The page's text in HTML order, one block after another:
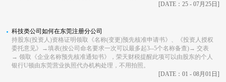
[DATE：25 - 07月25日]
科技类公司如何在东莞注册分公司
持股东(投资人)资格证明领取《名称(变更)预先核准申请书》、《投资人授权
委托意见》→填表(按公司命名要求一次可以最多起3--5个名称备查)→ 交表
→ 领取《企业名称预先核准通知书》，荣天财税提醒此项可以由股东的个人
银行U顿由东莞营业执照代办机构处理，不用拍照。
[DATE：01 - 08月01日]